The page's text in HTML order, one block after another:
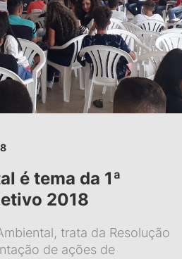
é tema da 1ª
2018
trata da Resolução
de ações de